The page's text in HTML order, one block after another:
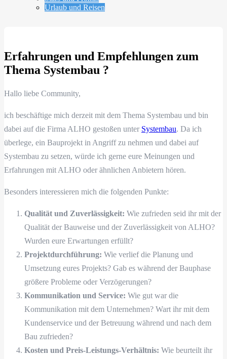
Urlaub und Reisen
Erfahrungen und Empfehlungen zum
Thema Systembau ?
Hallo liebe Community,
ich beschäftige mich derzeit mit dem Thema Systembau und bin
dabei auf die Firma ALHO gestoßen unter Systembau. Da ich
überlege, ein Bauprojekt in Angriff zu nehmen und dabei auf
Systembau zu setzen, würde ich gerne eure Meinungen und
Erfahrungen mit ALHO oder ähnlichen Anbietern hören.
Besonders interessieren mich die folgenden Punkte:
Qualität und Zuverlässigkeit: Wie zufrieden seid ihr mit der
Qualität der Bauweise und der Zuverlässigkeit von ALHO?
Wurden eure Erwartungen erfüllt?
Projektdurchführung: Wie verlief die Planung und
Umsetzung eures Projekts? Gab es während der Bauphase
größere Probleme oder Verzögerungen?
Kommunikation und Service: Wie gut war die
Kommunikation mit dem Unternehmen? Wart ihr mit dem
Kundenservice und der Betreuung während und nach dem
Bau zufrieden?
Kosten und Preis-Leistungs-Verhältnis: Wie beurteilt ihr